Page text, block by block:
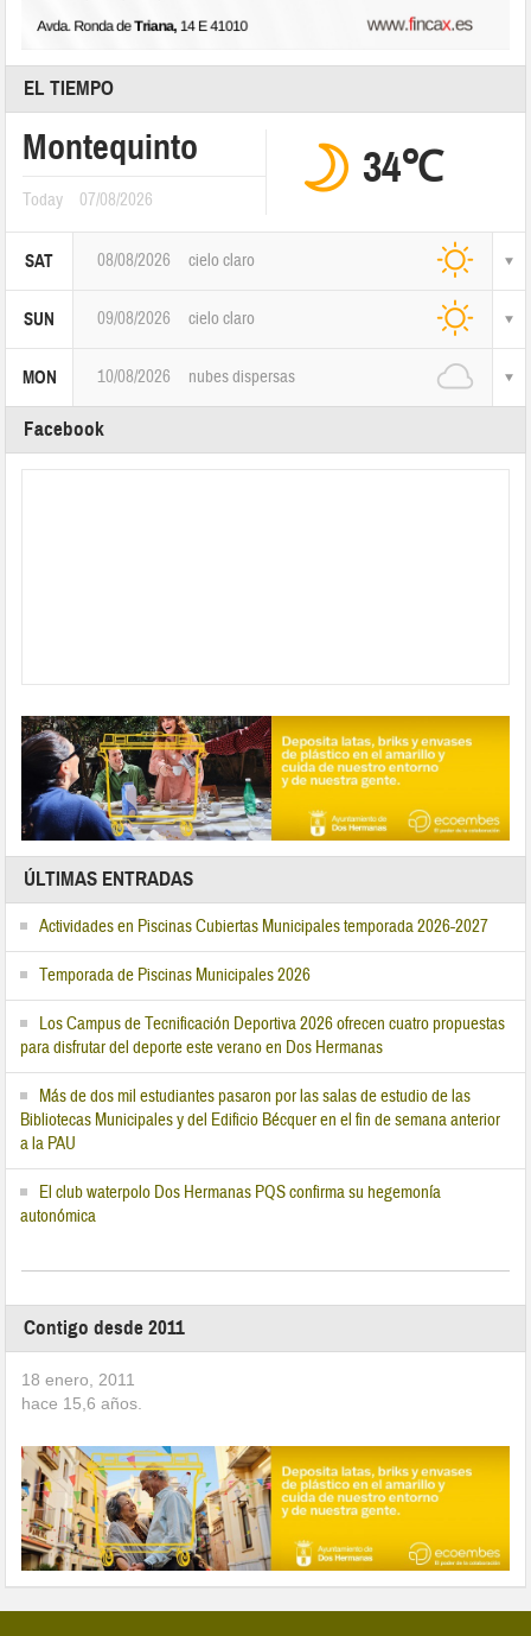
EL TIEMPO
Montequinto
Today 07/08/2026
34℃
SAT 08/08/2026 cielo claro
SUN 09/08/2026 cielo claro
MON 10/08/2026 nubes dispersas
Facebook
ÚLTIMAS ENTRADAS
Actividades en Piscinas Cubiertas Municipales temporada 2026-2027
Temporada de Piscinas Municipales 2026
Los Campus de Tecnificación Deportiva 2026 ofrecen cuatro propuestas
para disfrutar del deporte este verano en Dos Hermanas
Más de dos mil estudiantes pasaron por las salas de estudio de las
Bibliotecas Municipales y del Edificio Bécquer en el fin de semana anterior
a la PAU
El club waterpolo Dos Hermanas PQS confirma su hegemonía
autonómica
Contigo desde 2011
18 enero, 2011
hace 15,6 años.